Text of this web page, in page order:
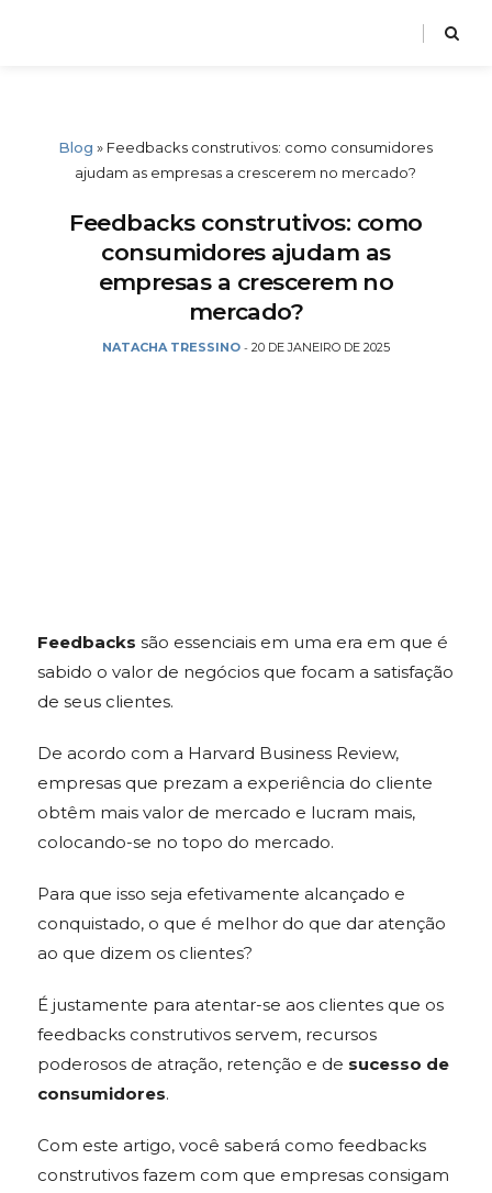
Blog » Feedbacks construtivos: como consumidores
ajudam as empresas a crescerem no mercado?
Feedbacks construtivos: como
consumidores ajudam as
empresas a crescerem no
mercado?
NATACHA TRESSINO - 20 DE JANEIRO DE 2025
Feedbacks são essenciais em uma era em que é
sabido o valor de negócios que focam a satisfação
de seus clientes.
De acordo com a Harvard Business Review,
empresas que prezam a experiência do cliente
obtêm mais valor de mercado e lucram mais,
colocando-se no topo do mercado.
Para que isso seja efetivamente alcançado e
conquistado, o que é melhor do que dar atenção
ao que dizem os clientes?
É justamente para atentar-se aos clientes que os
feedbacks construtivos servem, recursos
poderosos de atração, retenção e de sucesso de
consumidores.
Com este artigo, você saberá como feedbacks
construtivos fazem com que empresas consigam